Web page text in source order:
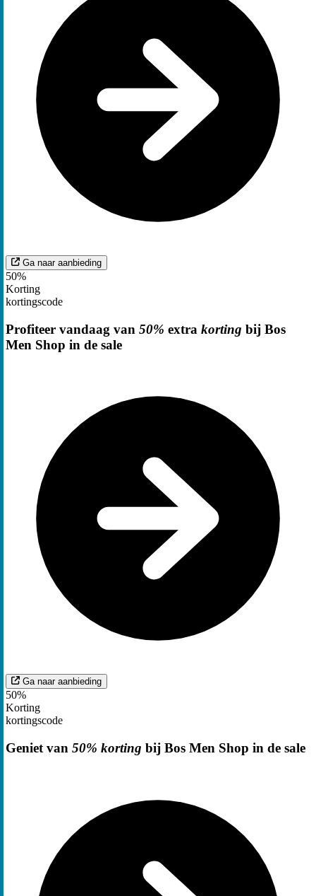
Ga naar aanbieding
50%
Korting
kortingscode
Profiteer vandaag van 50% extra korting bij Bos
Men Shop in de sale
Ga naar aanbieding
50%
Korting
kortingscode
Geniet van 50% korting bij Bos Men Shop in de sale